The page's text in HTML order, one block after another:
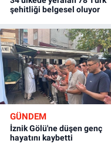
şehitliği belgesel oluyor
GÜNDEM
İznik Gölü'ne düşen genç
hayatını kaybetti